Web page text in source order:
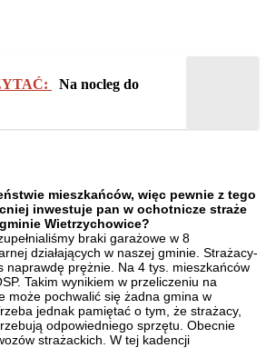
Na nocleg do
mieszkańców, więc pewnie z tego
inwestuje pan w ochotnicze straże
Wietrzychowice?
braki garażowe w 8
działających w naszej gminie. Strażacy-
naprawdę prężnie. Na 4 tys. mieszkańców
Takim wynikiem w przeliczeniu na
może pochwalić się żadna gmina w
jednak pamiętać o tym, że strażacy,
odpowiedniego sprzętu. Obecnie
strażackich. W tej kadencji